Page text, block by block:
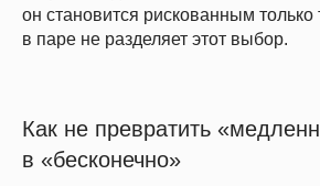
он становится рискованным только
в паре не разделяет этот выбор.
Как не превратить
в «бесконечно»